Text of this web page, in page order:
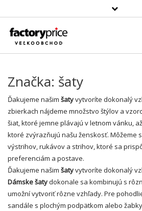
Szukaj
produktu
Značka: šaty
Ďakujeme našim šatyvytvoríte dokonalý
zbierkach nájdeme množstvo štýlov a
šiat, ktoré jemne plávajú v letnom vánku,
ktoré zvýrazňujú našu ženskosť. Môžeme
výstrihov, rukávov a strihov, ktoré sa
preferenciám a postave.
Ďakujeme našim šatyvytvoríte dokonalý
Dámske šatydokonale sa kombinujú s
umožní vytvoriť rôzne vzhľady. Pre
sandále s plochým podpätkom alebo